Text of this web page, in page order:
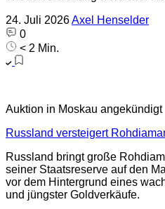
24. Juli 2026Axel Henselder
0
< 2 Min.
Auktion in Moskau angekündigt
Russland versteigert
Russland bringt große
seiner Staatsreserve auf den
vor dem Hintergrund eines
und jüngster Goldverkäufe.